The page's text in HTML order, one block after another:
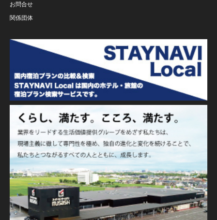
お問合せ
関係団体